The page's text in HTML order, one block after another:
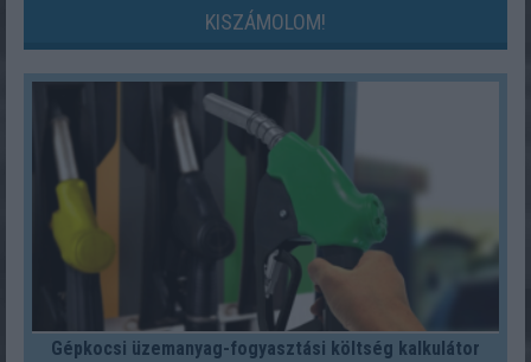
KISZÁMOLOM!
Gépkocsi üzemanyag-fogyasztási költség kalkulátor